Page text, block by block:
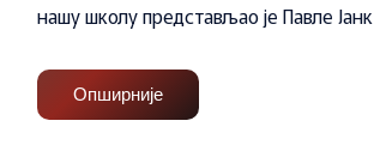
нашу школу представљао је Павле Јанк
Опширније